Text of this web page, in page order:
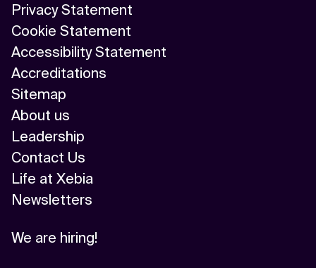
Privacy Statement
Cookie Statement
Accessibility Statement
Accreditations
Sitemap
About us
Leadership
Contact Us
Life at Xebia
Newsletters
We are hiring!